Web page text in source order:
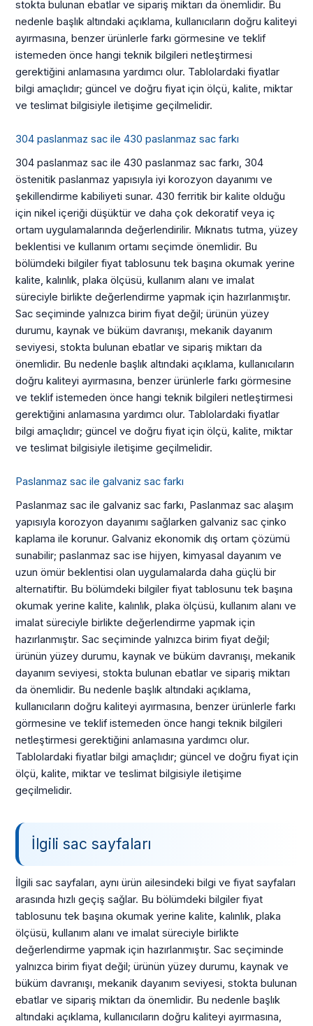
stokta bulunan ebatlar ve sipariş miktarı da önemlidir. Bu
nedenle başlık altındaki açıklama, kullanıcıların doğru kaliteyi
ayırmasına, benzer ürünlerle farkı görmesine ve teklif
istemeden önce hangi teknik bilgileri netleştirmesi
gerektiğini anlamasına yardımcı olur. Tablolardaki fiyatlar
bilgi amaçlıdır; güncel ve doğru fiyat için ölçü, kalite, miktar
ve teslimat bilgisiyle iletişime geçilmelidir.
304 paslanmaz sac ile 430 paslanmaz sac farkı
304 paslanmaz sac ile 430 paslanmaz sac farkı, 304
östenitik paslanmaz yapısıyla iyi korozyon dayanımı ve
şekillendirme kabiliyeti sunar. 430 ferritik bir kalite olduğu
için nikel içeriği düşüktür ve daha çok dekoratif veya iç
ortam uygulamalarında değerlendirilir. Mıknatıs tutma, yüzey
beklentisi ve kullanım ortamı seçimde önemlidir. Bu
bölümdeki bilgiler fiyat tablosunu tek başına okumak yerine
kalite, kalınlık, plaka ölçüsü, kullanım alanı ve imalat
süreciyle birlikte değerlendirme yapmak için hazırlanmıştır.
Sac seçiminde yalnızca birim fiyat değil; ürünün yüzey
durumu, kaynak ve büküm davranışı, mekanik dayanım
seviyesi, stokta bulunan ebatlar ve sipariş miktarı da
önemlidir. Bu nedenle başlık altındaki açıklama, kullanıcıların
doğru kaliteyi ayırmasına, benzer ürünlerle farkı görmesine
ve teklif istemeden önce hangi teknik bilgileri netleştirmesi
gerektiğini anlamasına yardımcı olur. Tablolardaki fiyatlar
bilgi amaçlıdır; güncel ve doğru fiyat için ölçü, kalite, miktar
ve teslimat bilgisiyle iletişime geçilmelidir.
Paslanmaz sac ile galvaniz sac farkı
Paslanmaz sac ile galvaniz sac farkı, Paslanmaz sac alaşım
yapısıyla korozyon dayanımı sağlarken galvaniz sac çinko
kaplama ile korunur. Galvaniz ekonomik dış ortam çözümü
sunabilir; paslanmaz sac ise hijyen, kimyasal dayanım ve
uzun ömür beklentisi olan uygulamalarda daha güçlü bir
alternatiftir. Bu bölümdeki bilgiler fiyat tablosunu tek başına
okumak yerine kalite, kalınlık, plaka ölçüsü, kullanım alanı ve
imalat süreciyle birlikte değerlendirme yapmak için
hazırlanmıştır. Sac seçiminde yalnızca birim fiyat değil;
ürünün yüzey durumu, kaynak ve büküm davranışı, mekanik
dayanım seviyesi, stokta bulunan ebatlar ve sipariş miktarı
da önemlidir. Bu nedenle başlık altındaki açıklama,
kullanıcıların doğru kaliteyi ayırmasına, benzer ürünlerle farkı
görmesine ve teklif istemeden önce hangi teknik bilgileri
netleştirmesi gerektiğini anlamasına yardımcı olur.
Tablolardaki fiyatlar bilgi amaçlıdır; güncel ve doğru fiyat için
ölçü, kalite, miktar ve teslimat bilgisiyle iletişime
geçilmelidir.
İlgili sac sayfaları
İlgili sac sayfaları, aynı ürün ailesindeki bilgi ve fiyat sayfaları
arasında hızlı geçiş sağlar. Bu bölümdeki bilgiler fiyat
tablosunu tek başına okumak yerine kalite, kalınlık, plaka
ölçüsü, kullanım alanı ve imalat süreciyle birlikte
değerlendirme yapmak için hazırlanmıştır. Sac seçiminde
yalnızca birim fiyat değil; ürünün yüzey durumu, kaynak ve
büküm davranışı, mekanik dayanım seviyesi, stokta bulunan
ebatlar ve sipariş miktarı da önemlidir. Bu nedenle başlık
altındaki açıklama, kullanıcıların doğru kaliteyi ayırmasına,